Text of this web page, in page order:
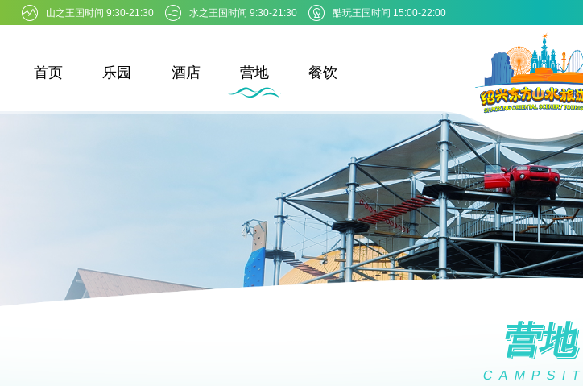
山之王国时间 9:30-21:30 水之王国时间 9:30-21:30 酷玩王国时间 15:00-22:00
首页 乐园 酒店 营地 餐饮
营地